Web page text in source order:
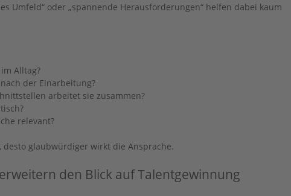
Umfeld“ oder „spannende Herausforderungen“ helfen dabei kaum
Alltag?
der Einarbeitung?
arbeitet sie zusammen?
relevant?
desto glaubwürdiger wirkt die Ansprache.
den Blick auf Talentgewinnung